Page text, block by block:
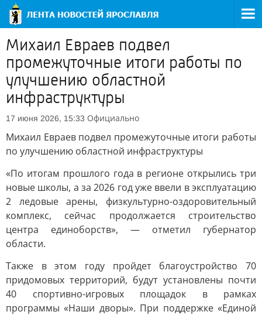
Михаил Евраев подвел
промежуточные итоги работы по
улучшению областной
инфраструктуры
17 июня 2026, 15:33 Официально
Михаил Евраев подвел промежуточные итоги работы
по улучшению областной инфраструктуры
«По итогам прошлого года в регионе открылись три
новые школы, а за 2026 год уже ввели в эксплуатацию
2 ледовые арены, физкультурно-оздоровительный
комплекс, сейчас продолжается строительство
центра единоборств», — отметил губернатор
области.
Также в этом году пройдет благоустройство 70
придомовых территорий, будут установлены почти
40 спортивно-игровых площадок в рамках
программы «Наши дворы». При поддержке «Единой